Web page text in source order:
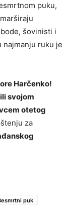
puku,
šovinisti i
najmanju ruku je
Harčenko!
svojom
otetog
za
puk